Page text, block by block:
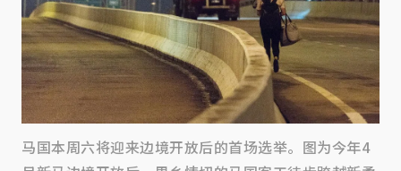
马国本周六将迎来边境开放后的首场选举。图为今年4